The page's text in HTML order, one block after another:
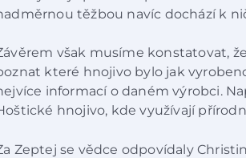
těžbou navíc dochází k
však musíme konstatovat,
které hnojivo bylo jak
informací o daném výrobci.
hnojivo, kde využívají
Zeptej se vědce odpovídaly